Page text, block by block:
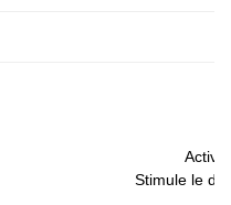
Stimule le